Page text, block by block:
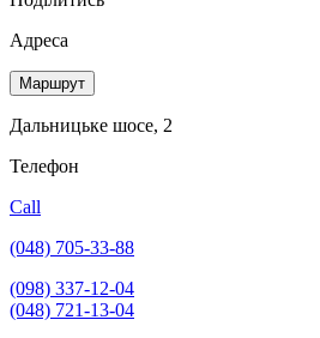
Адреса
Маршрут
Дальницьке шосе, 2
Телефон
Call
(048) 705-33-88
(098) 337-12-04
(048) 721-13-04